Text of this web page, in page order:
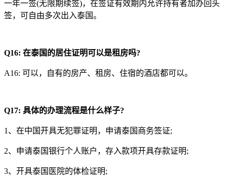
一年一签(无限期续签)，在签证有效期内允许持有者加办回头
签，可自由多次出入泰国。
Q16: 在泰国的居住证明可以是租房吗?
A16: 可以，自有的房产、租房、住宿的酒店都可以。
Q17: 具体的办理流程是什么样子?
1、在中国开具无犯罪证明，申请泰国商务签证;
2、申请泰国银行个人账户，存入款项开具存款证明;
3、开具泰国医院的体检证明;